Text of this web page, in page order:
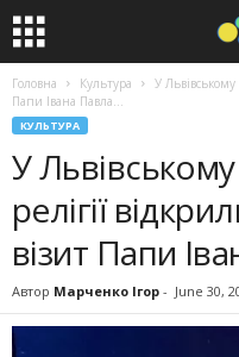
Головна Культура
У Львівському
Папи Івана Павла...
КУЛЬТУРА
У Львівському
релігії
візит Папи
Автор Марченко Ігор - June 30,